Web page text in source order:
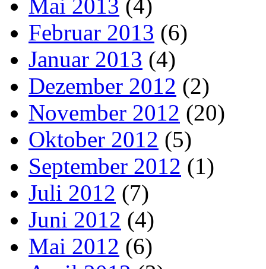
Mai 2013 (4)
Februar 2013 (6)
Januar 2013 (4)
Dezember 2012 (2)
November 2012 (20)
Oktober 2012 (5)
September 2012 (1)
Juli 2012 (7)
Juni 2012 (4)
Mai 2012 (6)